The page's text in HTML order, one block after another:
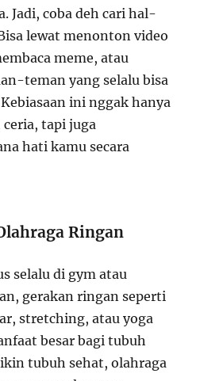
Jadi, coba deh cari hal-
lewat menonton video
meme, atau
teman yang selalu bisa
ini nggak hanya
tapi juga
hati kamu secara
Ringan
selalu di gym atau
gerakan ringan seperti
stretching, atau yoga
besar bagi tubuh
tubuh sehat, olahraga